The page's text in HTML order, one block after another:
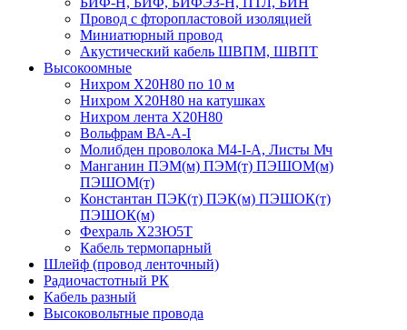
Провод с фторопластовой изоляцией
Миниатюрный провод
Акустический кабель ШВПМ, ШВПТ
Высокоомные
Нихром Х20Н80 по 10 м
Нихром Х20Н80 на катушках
Нихром лента Х20Н80
Вольфрам ВА-А-I
Молибден проволока М4-I-А, Листы Мч
Манганин ПЭМ(м) ПЭМ(т) ПЭШОМ(м)
ПЭШОМ(т)
Константан ПЭК(т) ПЭК(м) ПЭШОК(т)
ПЭШОК(м)
Фехраль Х23Ю5Т
Кабель термопарный
Шлейф (провод ленточный)
Радиочастотный РК
Кабель разный
Высоковольтные провода